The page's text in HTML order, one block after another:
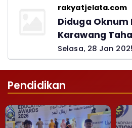
rakyatjelata.com
Diduga Oknum
Karawang
Pemohon PTSL
Selasa, 28 Jan
Pendidikan